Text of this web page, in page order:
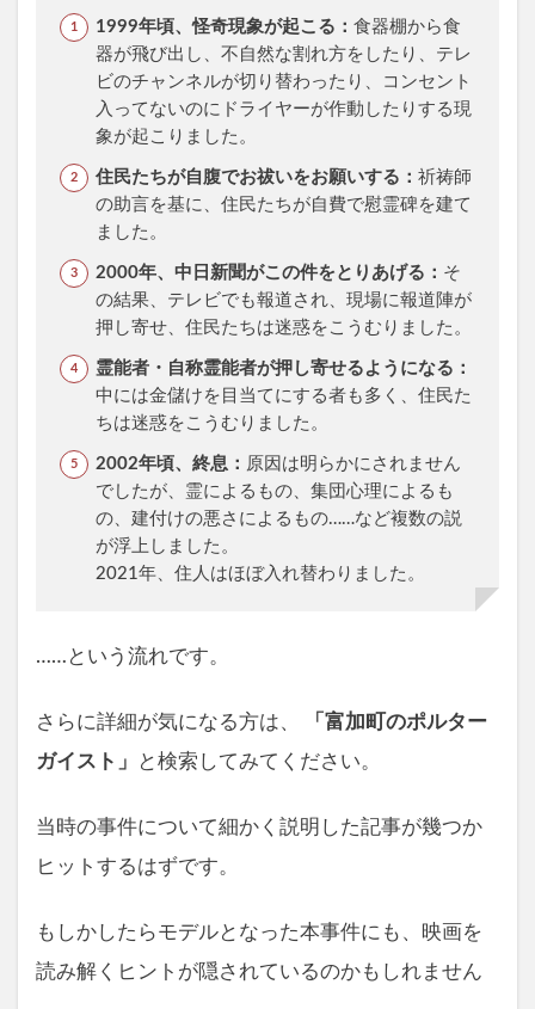
1999年頃、怪奇現象が起こる： 食器棚から食
器が飛び出し、不自然な割れ方をしたり、テレ
ビのチャンネルが切り替わったり、コンセント
入ってないのにドライヤーが作動したりする現
象が起こりました。
住民たちが自腹でお祓いをお願いする： 祈祷師
の助言を基に、住民たちが自費で慰霊碑を建て
ました。
2000年、中日新聞がこの件をとりあげる： そ
の結果、テレビでも報道され、現場に報道陣が
押し寄せ、住民たちは迷惑をこうむりました。
霊能者・自称霊能者が押し寄せるようになる：
中には金儲けを目当てにする者も多く、住民た
ちは迷惑をこうむりました。
2002年頃、終息： 原因は明らかにされません
でしたが、霊によるもの、集団心理によるも
の、建付けの悪さによるもの……など複数の説
が浮上しました。
2021年、住人はほぼ入れ替わりました。
……という流れです。
さらに詳細が気になる方は、 「富加町のポルター
ガイスト」 と検索してみてください。
当時の事件について細かく説明した記事が幾つか
ヒットするはずです。
もしかしたらモデルとなった本事件にも、映画を
読み解くヒントが隠されているのかもしれません